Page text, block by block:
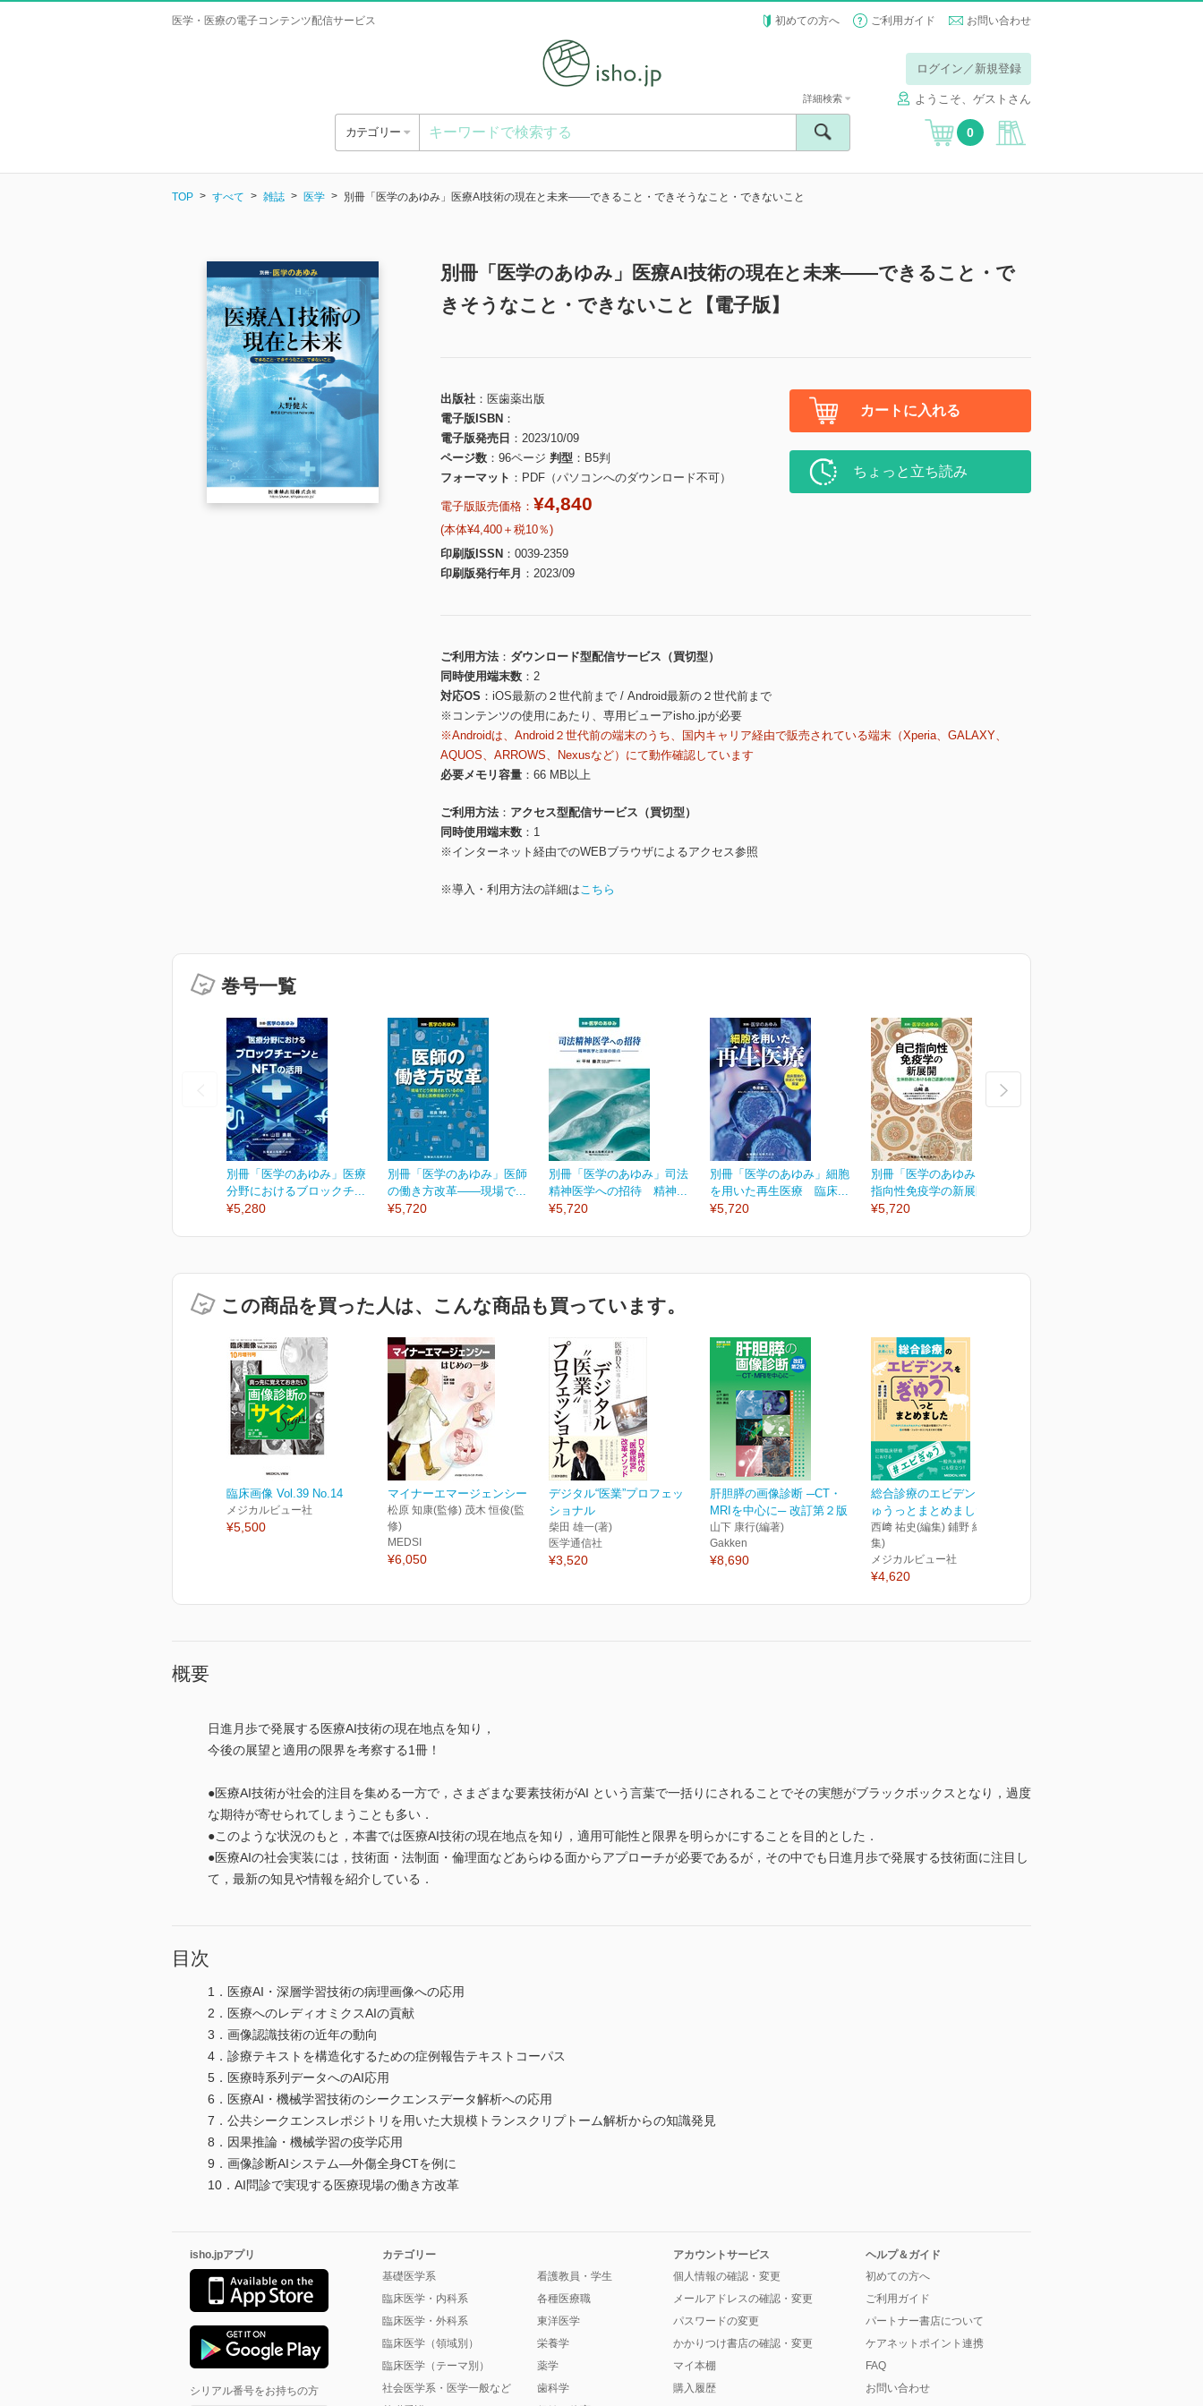
医学・医療の電子コンテンツ配信サービス 初めての方へ ご利用ガイド お問い合わせ
ログイン／新規登録
ようこそ、ゲストさん
カテゴリー
詳細検索
0
TOP すべて 雑誌 医学 別冊「医学のあゆみ」医療AI技術の現在と未来――できること・できそうなこと・できないこと
別冊「医学のあゆみ」医療AI技術の現在と未来――できること・で
きそうなこと・できないこと【電子版】
出版社
医歯薬出版
電子版ISBN
電子版発売日
2023/10/09
ページ数
96ページ 判型
B5判
フォーマット
PDF（パソコンへのダウンロード不可）
電子版販売価格： ¥4,840
(本体¥4,400＋税10％)
印刷版ISSN
0039-2359
印刷版発行年月
2023/09
カートに入れる
ちょっと立ち読み
ご利用方法
ダウンロード型配信サービス（買切型）
同時使用端末数
2
対応OS
iOS最新の２世代前まで / Android最新の２世代前まで
※コンテンツの使用にあたり、専用ビューアisho.jpが必要
※Androidは、Android２世代前の端末のうち、国内キャリア経由で販売されている端末（Xperia、GALAXY、
AQUOS、ARROWS、Nexusなど）にて動作確認しています
必要メモリ容量
66 MB以上
ご利用方法
アクセス型配信サービス（買切型）
同時使用端末数
1
※インターネット経由でのWEBブラウザによるアクセス参照
※導入・利用方法の詳細はこちら
巻号一覧
別冊「医学のあゆみ」医療
分野におけるブロックチ...
¥5,280
別冊「医学のあゆみ」医師
の働き方改革――現場で...
¥5,720
別冊「医学のあゆみ」司法
精神医学への招待 精神...
¥5,720
別冊「医学のあゆみ」細胞
を用いた再生医療 臨床...
¥5,720
別冊「医学のあゆみ」自己
指向性免疫学の新展開...
¥5,720
この商品を買った人は、こんな商品も買っています。
臨床画像 Vol.39 No.14
メジカルビュー社
¥5,500
マイナーエマージェンシー
松原 知康(監修) 茂木 恒俊(監
修)
MEDSI
¥6,050
デジタル“医業”プロフェッ
ショナル
柴田 雄一(著)
医学通信社
¥3,520
肝胆膵の画像診断 ─CT・
MRIを中心に─ 改訂第２版
山下 康行(編著)
Gakken
¥8,690
総合診療のエビデンスをぎ
ゅうっとまとめました
西﨑 祐史(編集) 鋪野 紀好(編
集)
メジカルビュー社
¥4,620
概要
日進月歩で発展する医療AI技術の現在地点を知り，
今後の展望と適用の限界を考察する1冊！
●医療AI技術が社会的注目を集める一方で，さまざまな要素技術がAI という言葉で一括りにされることでその実態がブラックボックスとなり，過度
な期待が寄せられてしまうことも多い．
●このような状況のもと，本書では医療AI技術の現在地点を知り，適用可能性と限界を明らかにすることを目的とした．
●医療AIの社会実装には，技術面・法制面・倫理面などあらゆる面からアプローチが必要であるが，その中でも日進月歩で発展する技術面に注目し
て，最新の知見や情報を紹介している．
目次
1．医療AI・深層学習技術の病理画像への応用
2．医療へのレディオミクスAIの貢献
3．画像認識技術の近年の動向
4．診療テキストを構造化するための症例報告テキストコーパス
5．医療時系列データへのAI応用
6．医療AI・機械学習技術のシークエンスデータ解析への応用
7．公共シークエンスレポジトリを用いた大規模トランスクリプトーム解析からの知識発見
8．因果推論・機械学習の疫学応用
9．画像診断AIシステム―外傷全身CTを例に
10．AI問診で実現する医療現場の働き方改革
isho.jpアプリ
シリアル番号をお持ちの方
カテゴリー
基礎医学系
臨床医学・内科系
臨床医学・外科系
臨床医学（領域別）
臨床医学（テーマ別）
社会医学系・医学一般など
看護教員・学生
各種医療職
東洋医学
栄養学
薬学
歯科学
アカウントサービス
個人情報の確認・変更
メールアドレスの確認・変更
パスワードの変更
かかりつけ書店の確認・変更
マイ本棚
購入履歴
ヘルプ＆ガイド
初めての方へ
ご利用ガイド
パートナー書店について
ケアネットポイント連携
FAQ
お問い合わせ